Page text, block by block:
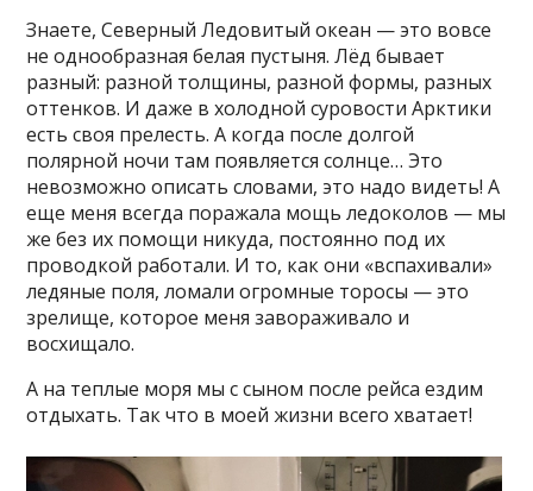
Знаете, Северный Ледовитый океан — это вовсе
не однообразная белая пустыня. Лёд бывает
разный: разной толщины, разной формы, разных
оттенков. И даже в холодной суровости Арктики
есть своя прелесть. А когда после долгой
полярной ночи там появляется солнце… Это
невозможно описать словами, это надо видеть! А
еще меня всегда поражала мощь ледоколов — мы
же без их помощи никуда, постоянно под их
проводкой работали. И то, как они «вспахивали»
ледяные поля, ломали огромные торосы — это
зрелище, которое меня завораживало и
восхищало.
А на теплые моря мы с сыном после рейса ездим
отдыхать. Так что в моей жизни всего хватает!